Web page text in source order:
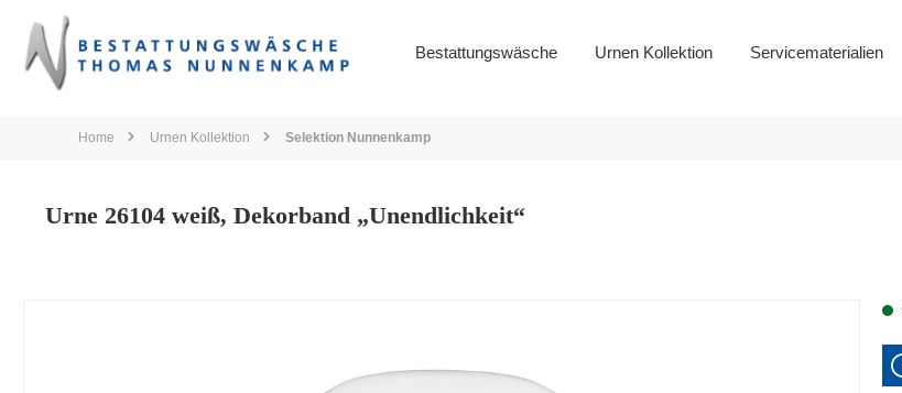
Bestattungswäsche Urnen Kollektion Servicematerialien
Home Urnen Kollektion Selektion Nunnenkamp
Urne 26104 weiß, Dekorband „Unendlichkeit“